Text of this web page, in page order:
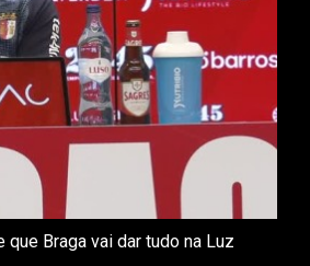
Braga vai dar tudo na Luz